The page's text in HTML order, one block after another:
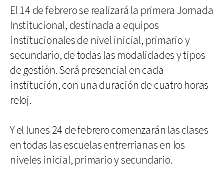
El 14 de febrero se realizará la primera Jornada
Institucional, destinada a equipos
institucionales de nivel inicial, primario y
secundario, de todas las modalidades y tipos
de gestión. Será presencial en cada
institución, con una duración de cuatro horas
reloj.
Y el lunes 24 de febrero comenzarán las clases
en todas las escuelas entrerrianas en los
niveles inicial, primario y secundario.